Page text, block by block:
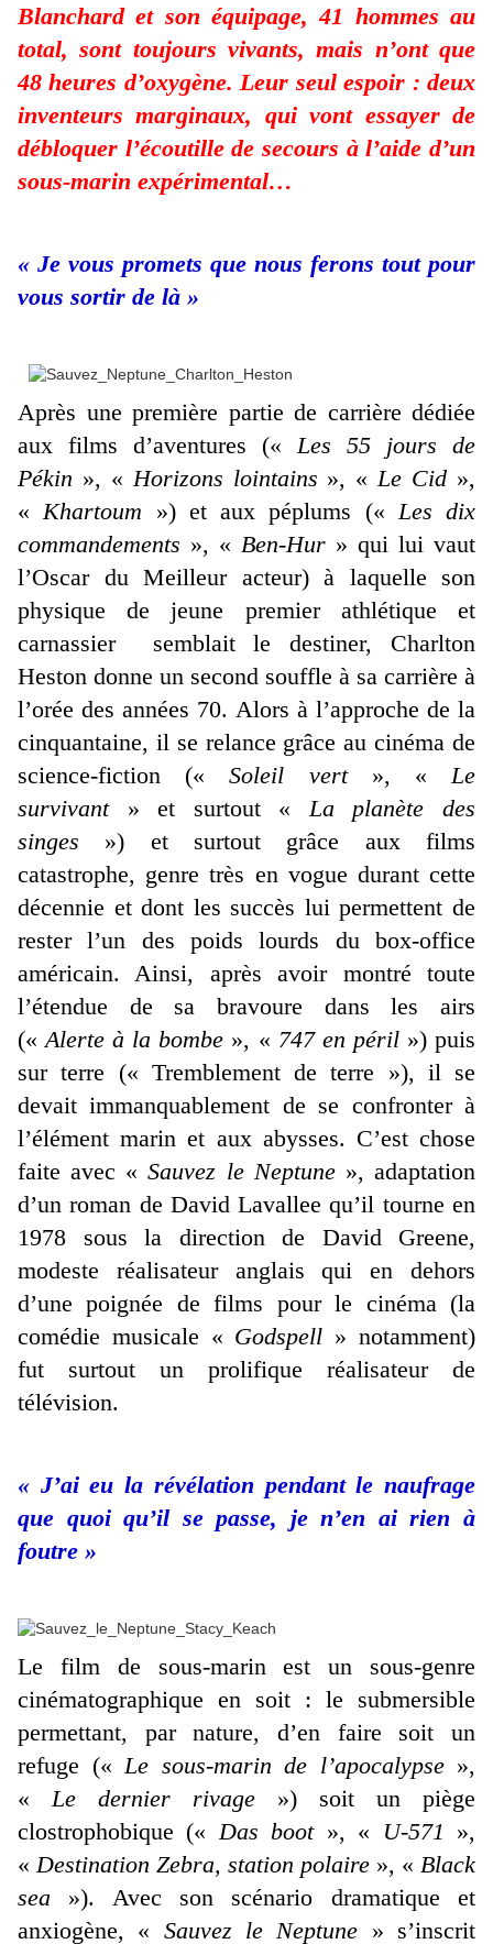
Blanchard et son équipage, 41 hommes au
total, sont toujours vivants, mais n’ont que
48 heures d’oxygène. Leur seul espoir : deux
inventeurs marginaux, qui vont essayer de
débloquer l’écoutille de secours à l’aide d’un
sous-marin expérimental…
« Je vous promets que nous ferons tout pour
vous sortir de là »
Après une première partie de carrière dédiée
aux films d’aventures (« Les 55 jours de
Pékin », « Horizons lointains », « Le Cid »,
« Khartoum ») et aux péplums (« Les dix
commandements », « Ben-Hur » qui lui vaut
l’Oscar du Meilleur acteur) à laquelle son
physique de jeune premier athlétique et
carnassier semblait le destiner, Charlton
Heston donne un second souffle à sa carrière à
l’orée des années 70. Alors à l’approche de la
cinquantaine, il se relance grâce au cinéma de
science-fiction («Soleil vert», « Le
survivant» et surtout « La planète des
singes ») et surtout grâce aux films
catastrophe, genre très en vogue durant cette
décennie et dont les succès lui permettent de
rester l’un des poids lourds du box-office
américain. Ainsi, après avoir montré toute
l’étendue de sa bravoure dans les airs
(«Alerte à la bombe », « 747 en péril») puis
sur terre (« Tremblement de terre »), il se
devait immanquablement de se confronter à
l’élément marin et aux abysses. C’est chose
faite avec «Sauvez le Neptune», adaptation
d’un roman de David Lavallee qu’il tourne en
1978 sous la direction de David Greene,
modeste réalisateur anglais qui en dehors
d’une poignée de films pour le cinéma (la
comédie musicale « Godspell » notamment)
fut surtout un prolifique réalisateur de
télévision.
« J’ai eu la révélation pendant le naufrage
que quoi qu’il se passe, je n’en ai rien à
foutre »
Le film de sous-marin est un sous-genre
cinématographique en soit : le submersible
permettant, par nature, d’en faire soit un
refuge («Le sous-marin de l’apocalypse»,
«Le dernier rivage ») soit un piège
clostrophobique («Das boot», « U-571 »,
«Destination Zebra, station polaire », « Black
sea »). Avec son scénario dramatique et
anxiogène, « Sauvez le Neptune » s’inscrit